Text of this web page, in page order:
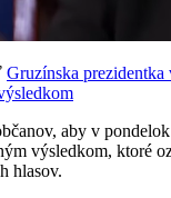
Gruzínska prezidentka
aby v
výsledkom, ktoré
hlasov.